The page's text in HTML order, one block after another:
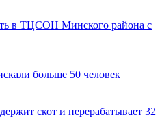
в ТЦСОН Минского района с
больше 50 человек
скот и перерабатывает 32